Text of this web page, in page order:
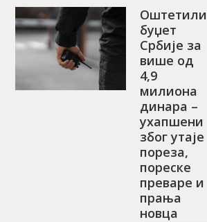
Оштетили
буџет
Србије за
више од
4,9
милиона
динара –
ухапшени
због утаје
пореза,
пореске
преваре и
прања
новца